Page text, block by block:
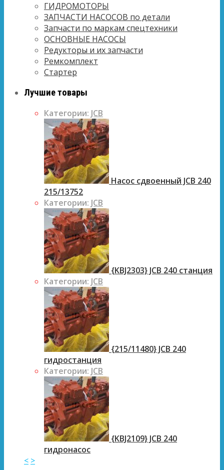
ГИДРОМОТОРЫ
ЗАПЧАСТИ НАСОСОВ по детали
Запчасти по маркам спецтехники
ОСНОВНЫЕ НАСОСЫ
Редукторы и их запчасти
Ремкомплект
Стартер
Лучшие товары
Категории: JCB
Насос сдвоенный JCB 240
215/13752
Категории: JCB
{KBJ2303} JCB 240 станция
Категории: JCB
{215/11480} JCB 240
гидростанция
Категории: JCB
{KBJ2109} JCB 240
гидронасос
< >